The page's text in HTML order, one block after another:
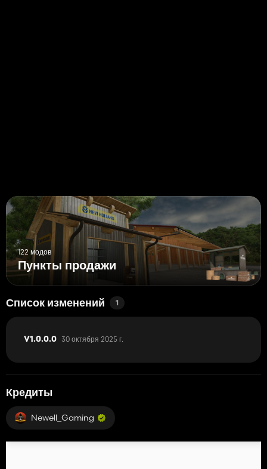
122 модов
Пункты продажи
Список изменений 1
V1.0.0.0 30 октября 2025 г.
Кредиты
Newell_Gaming